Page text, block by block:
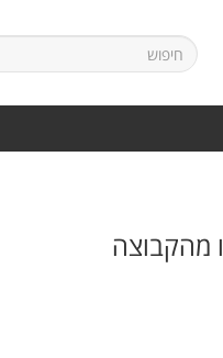
מהקבוצה